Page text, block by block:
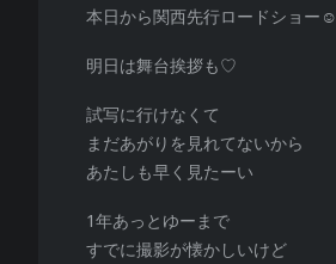
本日から関西先行ロードショー☺︎
明日は舞台挨拶も♡
試写に行けなくて
まだあがりを見れてないから
あたしも早く見たーい
1年あっとゆーまで
すでに撮影が懐かしいけど